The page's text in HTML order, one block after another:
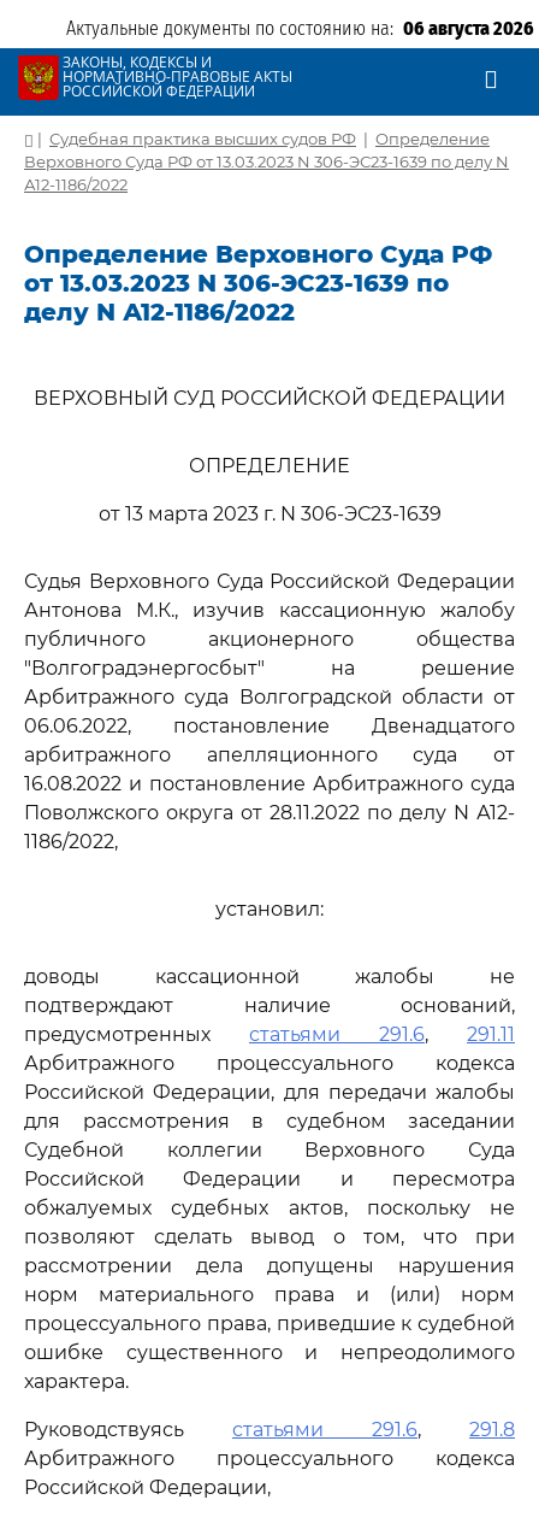
Актуальные документы по состоянию на: 06 августа 2026
ЗАКОНЫ, КОДЕКСЫ И
НОРМАТИВНО-ПРАВОВЫЕ АКТЫ
РОССИЙСКОЙ ФЕДЕРАЦИИ
| Судебная практика высших судов РФ | Определение
Верховного Суда РФ от 13.03.2023 N 306-ЭС23-1639 по делу N
А12-1186/2022
Определение Верховного Суда РФ
от 13.03.2023 N 306-ЭС23-1639 по
делу N А12-1186/2022
ВЕРХОВНЫЙ СУД РОССИЙСКОЙ ФЕДЕРАЦИИ
ОПРЕДЕЛЕНИЕ
от 13 марта 2023 г. N 306-ЭС23-1639
Судья Верховного Суда Российской Федерации
Антонова М.К., изучив кассационную жалобу
публичного акционерного общества
"Волгоградэнергосбыт" на решение
Арбитражного суда Волгоградской области от
06.06.2022, постановление Двенадцатого
арбитражного апелляционного суда от
16.08.2022 и постановление Арбитражного суда
Поволжского округа от 28.11.2022 по делу N А12-
1186/2022,
установил:
доводы кассационной жалобы не
подтверждают наличие оснований,
предусмотренных статьями 291.6, 291.11
Арбитражного процессуального кодекса
Российской Федерации, для передачи жалобы
для рассмотрения в судебном заседании
Судебной коллегии Верховного Суда
Российской Федерации и пересмотра
обжалуемых судебных актов, поскольку не
позволяют сделать вывод о том, что при
рассмотрении дела допущены нарушения
норм материального права и (или) норм
процессуального права, приведшие к судебной
ошибке существенного и непреодолимого
характера.
Руководствуясь статьями 291.6, 291.8
Арбитражного процессуального кодекса
Российской Федерации,